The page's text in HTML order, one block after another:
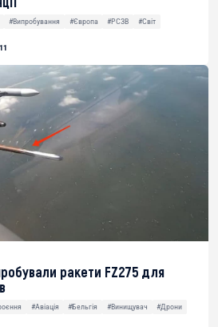
#Випробування #Європа #РСЗВ
#Світ
ракети FZ275 для
#Авіація #Бельгія #Винищувач
#Дрони